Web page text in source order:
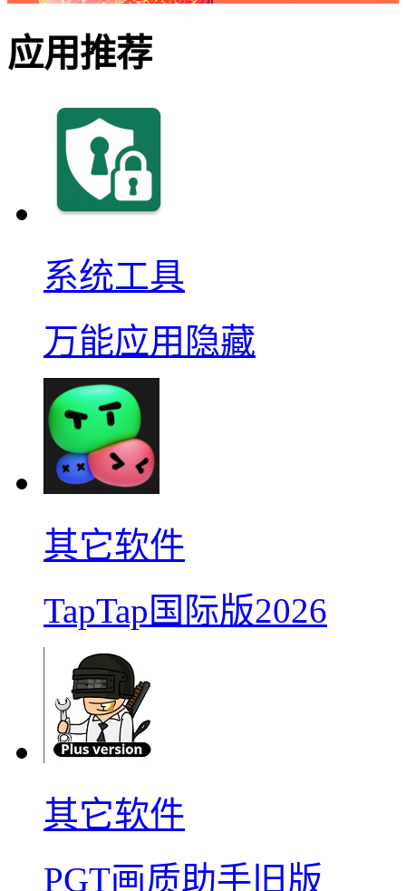
应用推荐
系统工具
万能应用隐藏
其它软件
TapTap国际版2026
其它软件
PGT画质助手旧版